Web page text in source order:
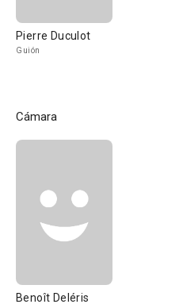
Pierre Duculot
Guión
Cámara
Benoît Deléris